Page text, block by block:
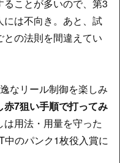
ことが多いので、第3
は不向き。あと、試
の法則を間違えてい
なリール制御を楽しみ
7狙い手順で打ってみ
は用法・用量を守った
中のパンク1枚役入賞に